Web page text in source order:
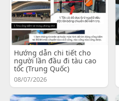
Hướng dẫn chi tiết cho
người lần đầu đi tàu cao
tốc (Trung Quốc)
08/07/2026